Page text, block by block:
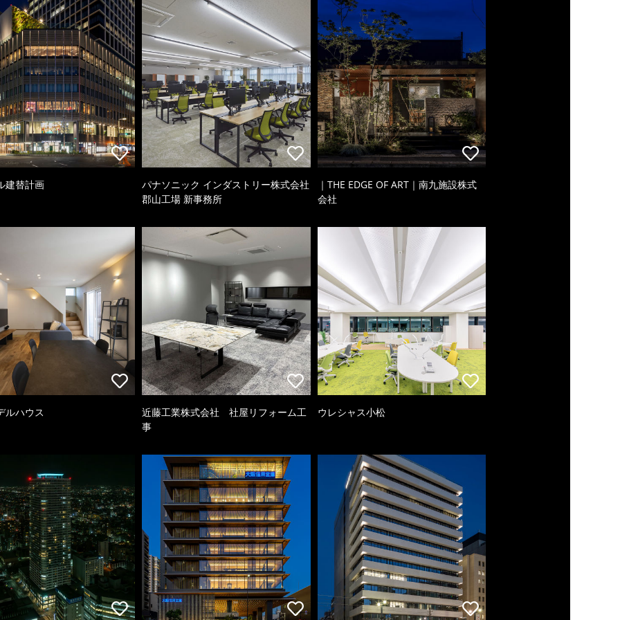
建替計画
パナソニック インダストリー株式会社
郡山工場 新事務所
｜THE EDGE OF ART｜南九施設株式
会社
ルハウス
近藤工業株式会社 社屋リフォーム工
事
ウレシャス小松